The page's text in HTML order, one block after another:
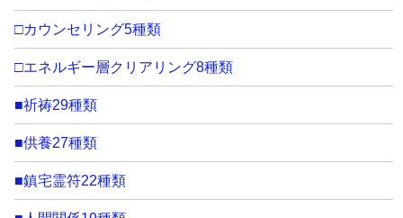
□カウンセリング5種類
□エネルギー層クリアリング8種類
■祈祷29種類
■供養27種類
■鎮宅霊符22種類